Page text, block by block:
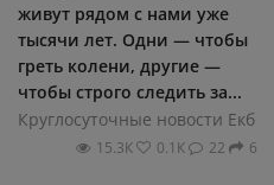
живут рядом с нами уже
тысячи лет. Одни — чтобы
греть колени, другие —
чтобы строго следить за...
Круглосуточные новости Екб
15.3К 0.1К 22 6